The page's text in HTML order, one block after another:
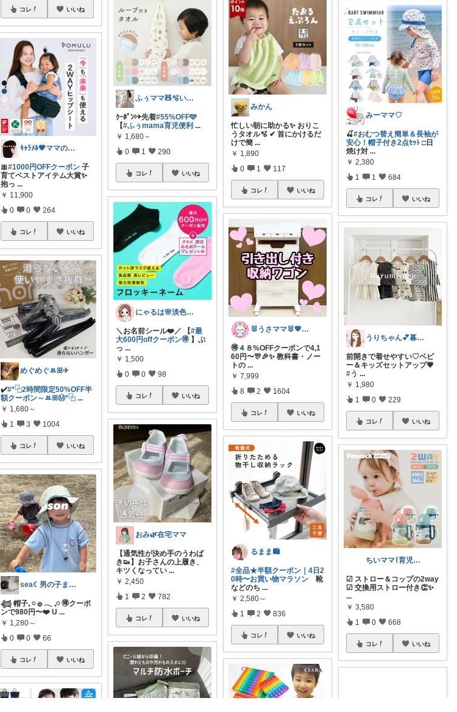
コレ いいね
ｷｬﾗﾒﾙ🧡ママのかわいい×ラク育児✼
🎀#1000円OFFクーポン 子
育てベストアイテム大賞✨
抱っ ...
￥ 11,900
0 0 264
コレ いいね
めぐめぐꔛꕤ✈︎
✔️#*⿻2時間限定50%OFF半
額クーポン～ꔛ‬ꕤⓂ︎*⿻ ...
￥ 1,680～
1 3 1004
コレ いいね
sea☾男の子ままの購入品♩
𓆉 帽子𓈒 𓏸 𓐍 𓂃 𓈒𓏸 🉐クーポ
ンで980円〜❤️ U ...
￥ 1,280～
0 0 66
コレ いいね
ふぅママ🧸🫧いつも有難うございます
ｸｰﾎﾟﾝ▷▶︎先着#55%OFF🩵
【#ふぅmama育児便利 ...
￥ 1,680～
0 1 290
コレ いいね
にゃるは🌸淡色ベビーキッズマタニティ
＼お名前シール❤️／ 【#最
大600円offクーポン🉐 】ぷ
っ ...
￥ 1,500
0 0 98
コレ いいね
おみ🌿在宅ママ
【通気性が決め手のうわば
き👟】お子さんの上履き、
キツくなってい ...
￥ 2,450
1 2 782
コレ いいね
みかん
忙しい朝に助かる✨ おりこ
うタオル🫧 ✔ 首にかけるだ
けで簡 ...
￥ 1,890
0 1 117
コレ いいね
🐰うさママ🐰💖キッズ・ママの日常✨
🉐４８%OFFクーポンで4,1
60円〜🎊🎉✨ 教科書・ノー
トの ...
￥ 7,999
8 2 1604
コレ いいね
るまま🛍️
#全品★半額クーポン｜4日2
0時〜お買い物マラソン 靴
などのち ...
￥ 2,580～
1 2 836
コレ いいね
みーママ♡
🍒#おむつ替え簡単＆長袖が
安心！帽子付き2点ｾｯﾄ □日
焼け対 ...
￥ 2,380
1 1 684
コレ いいね
うりちゃん💕暮らし🏡キッズ👶ママ
前開きで着せやすい♡ベビ
ー＆キッズセットアップ💗
#う ...
￥ 1,980
1 0 229
コレ いいね
ちいママ⌇育児グッズ𖤣𖥧𖥣𖡡
☑︎ ストロー＆コップの2way
☑︎ 交換用ストロー付き👏✨
...
￥ 3,580
1 0 668
コレ いいね